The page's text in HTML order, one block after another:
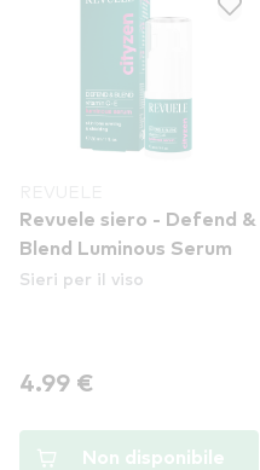
Revuele siero - Defend &
Blend Luminous Serum
Sieri per il viso
4.99 €
Non disponibile